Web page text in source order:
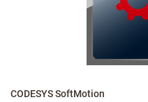
CODESYS SoftMotion